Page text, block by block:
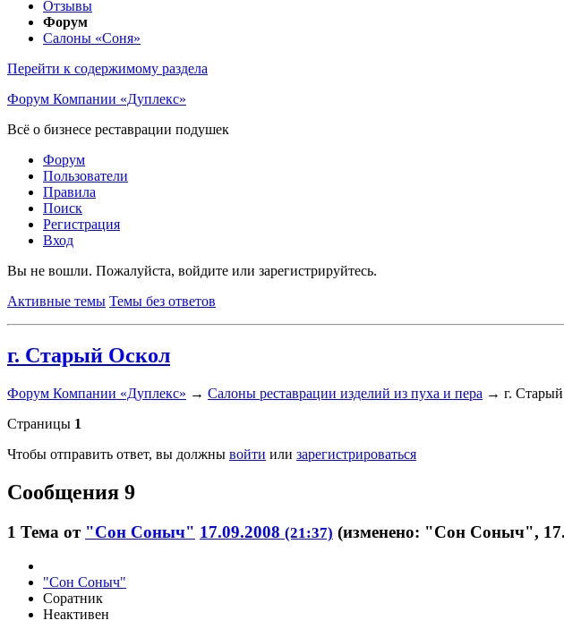
Отзывы
Форум
Салоны «Соня»
Перейти к содержимому раздела
Форум Компании «Дуплекс»
Всё о бизнесе реставрации подушек
Форум
Пользователи
Правила
Поиск
Регистрация
Вход
Вы не вошли. Пожалуйста, войдите или зарегистрируйтесь.
Активные темы Темы без ответов
г. Старый Оскол
Форум Компании «Дуплекс» → Салоны реставрации изделий из пуха и пера → г.
Страницы 1
Чтобы отправить ответ, вы должны войти или зарегистрироваться
Сообщения 9
1 Тема от "Сон Соныч" 17.09.2008 (21:37) (изменено: "Сон Соныч",
"Сон Соныч"
Соратник
Неактивен